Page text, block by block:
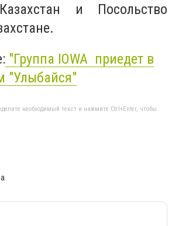
и Посольство
"Группа IOWA приедет в
"Улыбайся"
необходимый текст и нажмите Ctrl+Enter, чтобы